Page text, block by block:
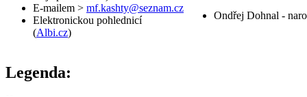
E-mailem > mf.kashty@seznam.cz
Elektronickou pohlednicí
(Albi.cz)
Ondřej Dohnal -
Legenda: